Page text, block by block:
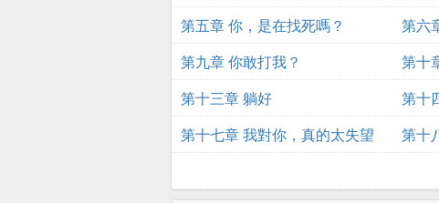
第五章 你，是在找死嗎？
第六
第九章 你敢打我？
第十
第十三章 躺好
第十
第十七章 我對你，真的太失望
第十